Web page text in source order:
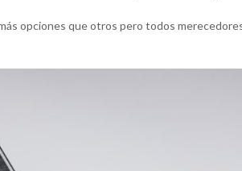
opciones que otros pero todos